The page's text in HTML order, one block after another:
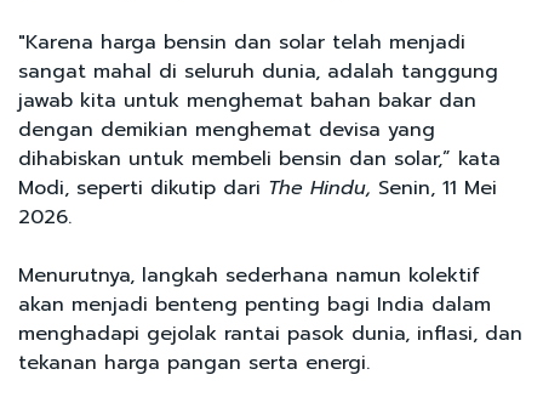
"Karena harga bensin dan solar telah menjadi
sangat mahal di seluruh dunia, adalah tanggung
jawab kita untuk menghemat bahan bakar dan
dengan demikian menghemat devisa yang
dihabiskan untuk membeli bensin dan solar,” kata
Modi, seperti dikutip dari The Hindu, Senin, 11 Mei
2026.
Menurutnya, langkah sederhana namun kolektif
akan menjadi benteng penting bagi India dalam
menghadapi gejolak rantai pasok dunia, inflasi, dan
tekanan harga pangan serta energi.